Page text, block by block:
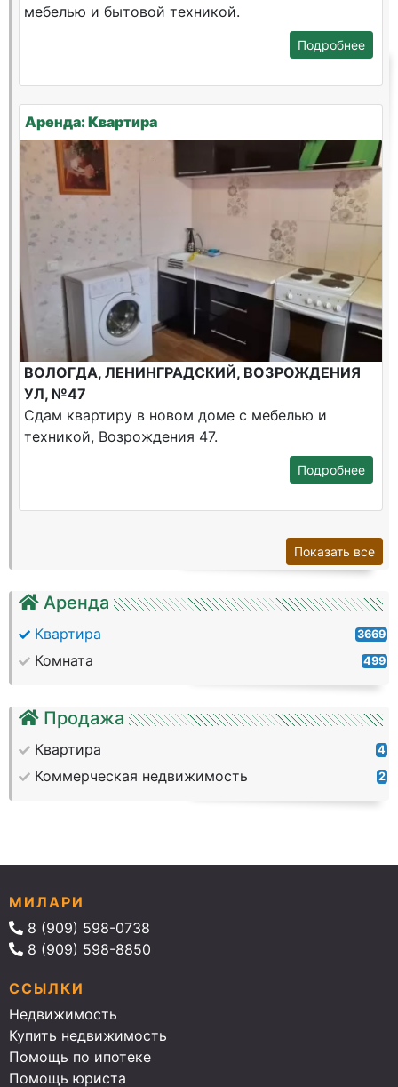
Аренда
Квартира 3669
Комната 499
Продажа
Квартира 4
Коммерческая недвижимость 2
мебелью и бытовой техникой.
Подробнее
Аренда: Квартира
ВОЛОГДА, ЛЕНИНГРАДСКИЙ, ВОЗРОЖДЕНИЯ
УЛ, №47
Сдам квартиру в новом доме с мебелью и
техникой, Возрождения 47.
Подробнее
Показать все
МИЛАРИ
8 (909) 598-0738
8 (909) 598-8850
ССЫЛКИ
Недвижимость
Купить недвижимость
Помощь по ипотеке
Помощь юриста